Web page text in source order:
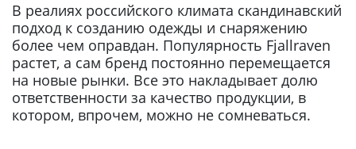
В реалиях российского климата скандинавский
подход к созданию одежды и снаряжению
более чем оправдан. Популярность Fjallraven
растет, а сам бренд постоянно перемещается
на новые рынки. Все это накладывает долю
ответственности за качество продукции, в
котором, впрочем, можно не сомневаться.